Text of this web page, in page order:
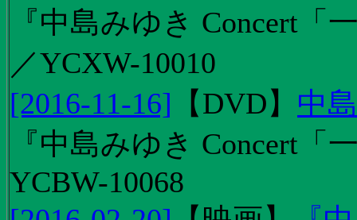
『中島みゆき Concert
／YCXW-10010
[2016-11-16] 【DVD】 中
『中島みゆき Concert
YCBW-10068